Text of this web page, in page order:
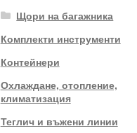
Щори на багажника
Комплекти инструменти
Контейнери
Охлаждане, отопление,
климатизация
Теглич и въжени линии